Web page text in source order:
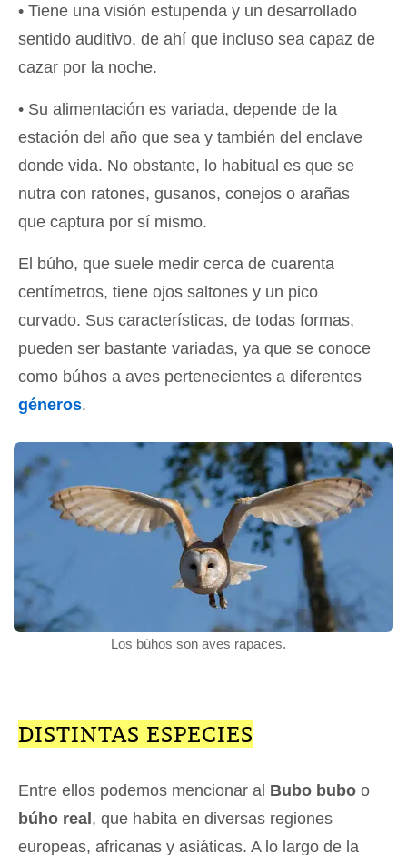
• Tiene una visión estupenda y un desarrollado
sentido auditivo, de ahí que incluso sea capaz de
cazar por la noche.
• Su alimentación es variada, depende de la
estación del año que sea y también del enclave
donde vida. No obstante, lo habitual es que se
nutra con ratones, gusanos, conejos o arañas
que captura por sí mismo.
El búho, que suele medir cerca de cuarenta
centímetros, tiene ojos saltones y un pico
curvado. Sus características, de todas formas,
pueden ser bastante variadas, ya que se conoce
como búhos a aves pertenecientes a diferentes
géneros.
Los búhos son aves rapaces.
DISTINTAS ESPECIES
Entre ellos podemos mencionar al Bubo bubo o
búho real, que habita en diversas regiones
europeas, africanas y asiáticas. A lo largo de la